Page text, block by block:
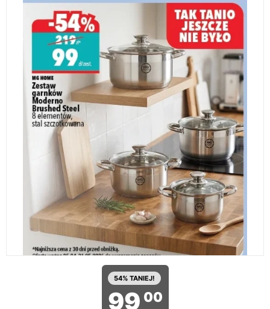
54% TANIEJ!
99 00